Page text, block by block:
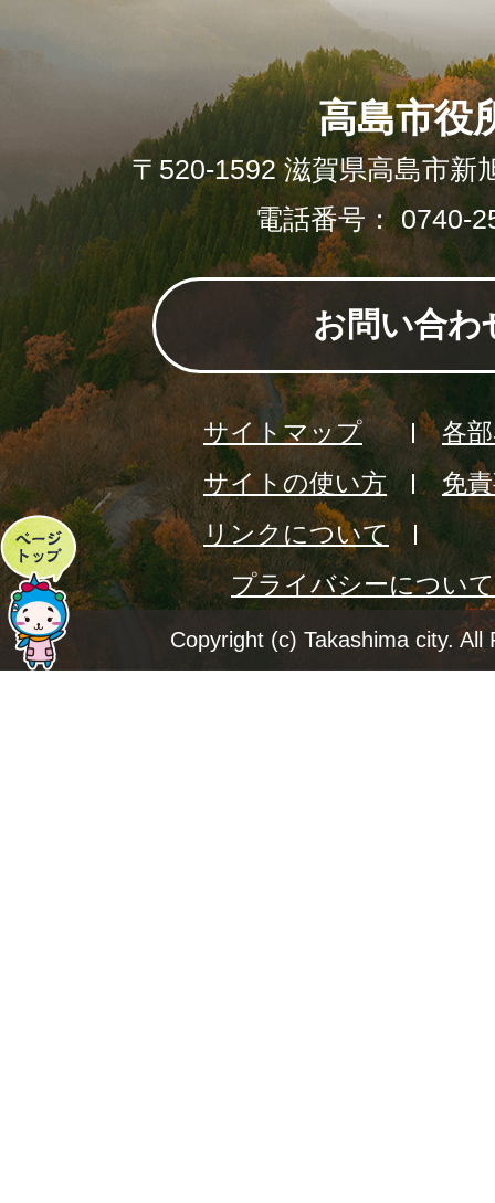
ペ
ー
ジ
高島市役
〒520-1592 滋賀県高島市新
電話番号： 0740-
お問い合わ
サイトマップ
各
サイトの使い方
免
リンクについて
プライバシーについて
Copyright (c) Takashima city. All